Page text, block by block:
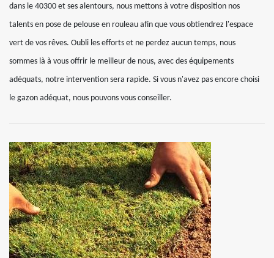
dans le 40300 et ses alentours, nous mettons à votre disposition nos
talents en pose de pelouse en rouleau afin que vous obtiendrez l'espace
vert de vos rêves. Oubli les efforts et ne perdez aucun temps, nous
sommes là à vous offrir le meilleur de nous, avec des équipements
adéquats, notre intervention sera rapide. Si vous n'avez pas encore choisi
le gazon adéquat, nous pouvons vous conseiller.